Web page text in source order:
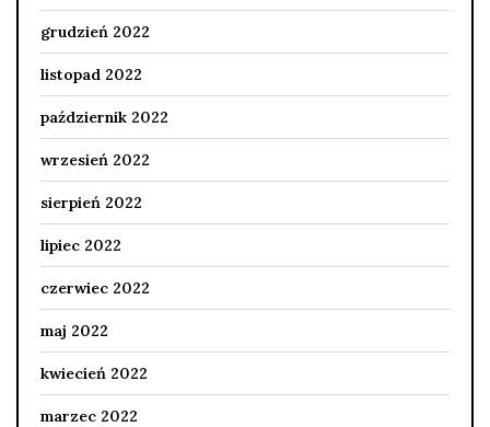
grudzień 2022
listopad 2022
październik 2022
wrzesień 2022
sierpień 2022
lipiec 2022
czerwiec 2022
maj 2022
kwiecień 2022
marzec 2022